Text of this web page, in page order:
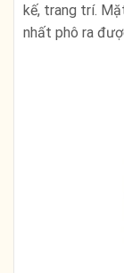
kế, trang trí.
nhất phô ra